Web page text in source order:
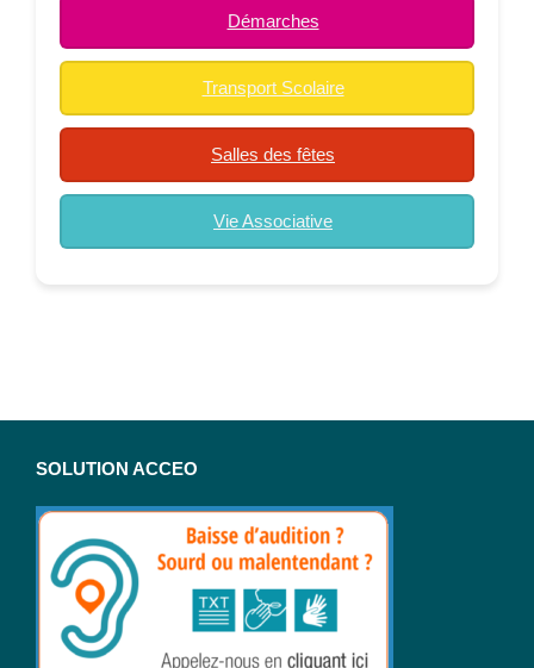
Démarches
Transport Scolaire
Salles des fêtes
Vie Associative
SOLUTION ACCEO